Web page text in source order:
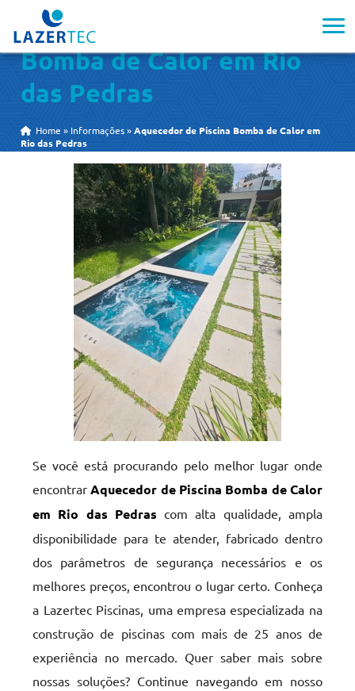
Aquecedor de Piscina
Bomba de Calor em Rio
das Pedras
Home » Informações »Aquecedor de Piscina Bomba de Calor em
Rio das Pedras
Se você está procurando pelo melhor lugar onde
encontrarAquecedor de Piscina Bomba de Calor
em Rio das Pedras com alta qualidade, ampla
disponibilidade para te atender, fabricado dentro
dos parâmetros de segurança necessários e os
melhores preços, encontrou o lugar certo. Conheça
a Lazertec Piscinas, uma empresa especializada na
construção de piscinas com mais de 25 anos de
experiência no mercado. Quer saber mais sobre
nossas soluções? Continue navegando em nosso